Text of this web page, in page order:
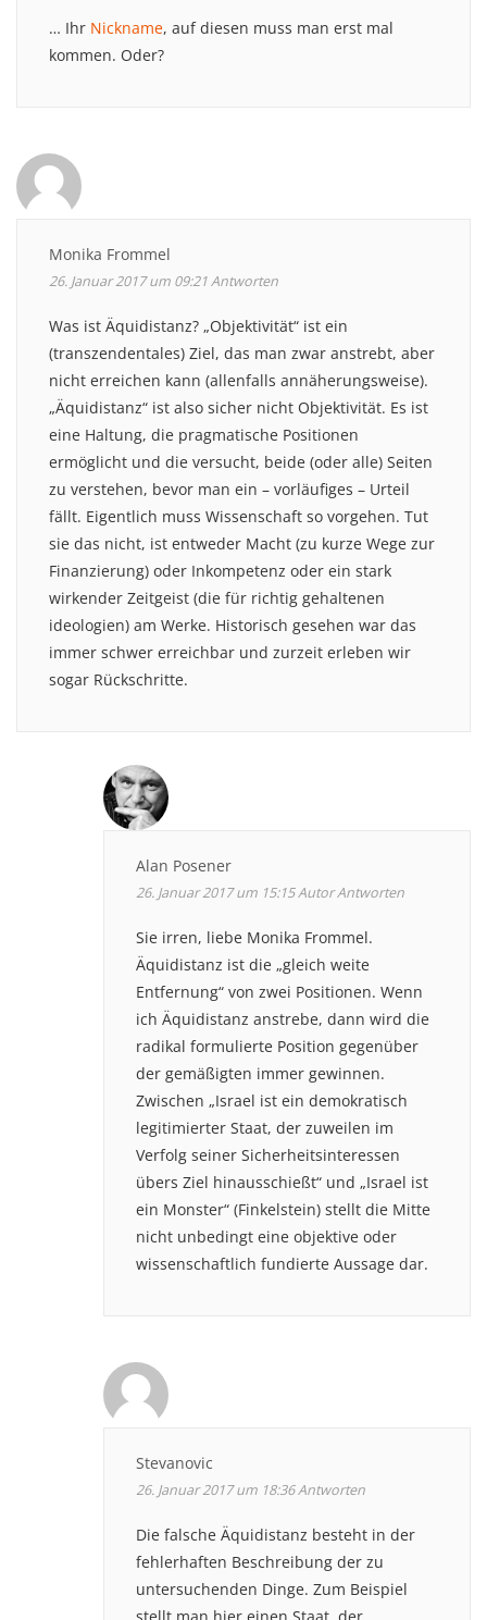
… Ihr Nickname, auf diesen muss man erst mal
kommen. Oder?
Monika Frommel
26. Januar 2017 um 09:21Antworten
Was ist Äquidistanz? „Objektivität“ ist ein
(transzendentales) Ziel, das man zwar anstrebt, aber
nicht erreichen kann (allenfalls annäherungsweise).
„Äquidistanz“ ist also sicher nicht Objektivität. Es ist
eine Haltung, die pragmatische Positionen
ermöglicht und die versucht, beide (oder alle) Seiten
zu verstehen, bevor man ein – vorläufiges – Urteil
fällt. Eigentlich muss Wissenschaft so vorgehen. Tut
sie das nicht, ist entweder Macht (zu kurze Wege zur
Finanzierung) oder Inkompetenz oder ein stark
wirkender Zeitgeist (die für richtig gehaltenen
ideologien) am Werke. Historisch gesehen war das
immer schwer erreichbar und zurzeit erleben wir
sogar Rückschritte.
Alan Posener
26. Januar 2017 um 15:15AutorAntworten
Sie irren, liebe Monika Frommel.
Äquidistanz ist die „gleich weite
Entfernung“ von zwei Positionen. Wenn
ich Äquidistanz anstrebe, dann wird die
radikal formulierte Position gegenüber
der gemäßigten immer gewinnen.
Zwischen „Israel ist ein demokratisch
legitimierter Staat, der zuweilen im
Verfolg seiner Sicherheitsinteressen
übers Ziel hinausschießt“ und „Israel ist
ein Monster“ (Finkelstein) stellt die Mitte
nicht unbedingt eine objektive oder
wissenschaftlich fundierte Aussage dar.
Stevanovic
26. Januar 2017 um 18:36Antworten
Die falsche Äquidistanz besteht in der
fehlerhaften Beschreibung der zu
untersuchenden Dinge. Zum Beispiel
stellt man hier einen Staat, der